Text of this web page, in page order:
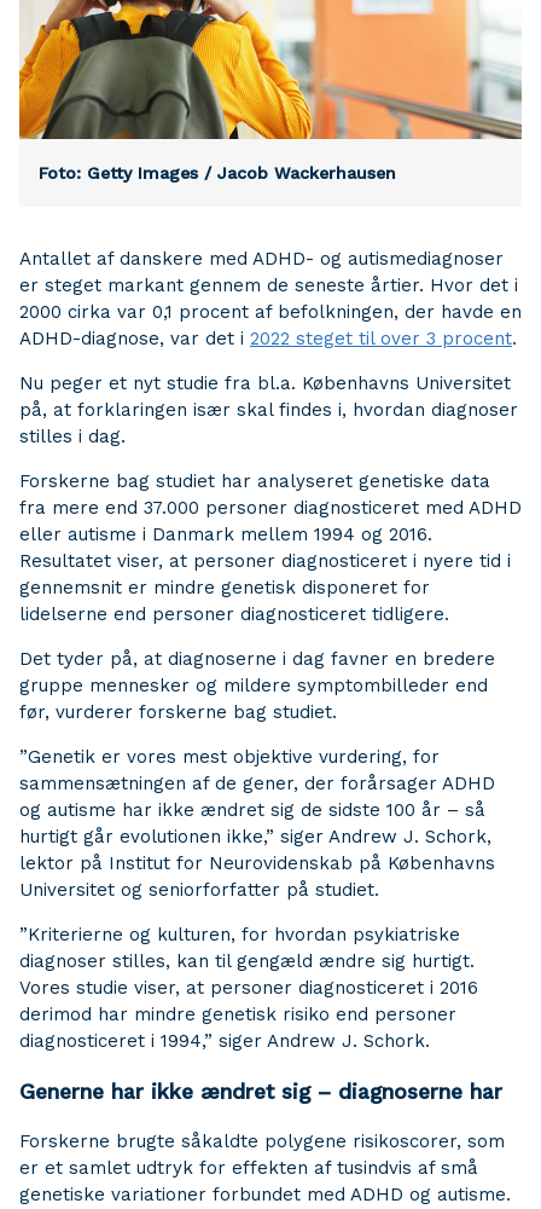
Foto: Getty Images / Jacob Wackerhausen
Antallet af danskere med ADHD- og autismediagnoser
er steget markant gennem de seneste årtier. Hvor det i
2000 cirka var 0,1 procent af befolkningen, der havde en
ADHD-diagnose, var det i 2022 steget til over 3 procent.
Nu peger et nyt studie fra bl.a. Københavns Universitet
på, at forklaringen især skal findes i, hvordan diagnoser
stilles i dag.
Forskerne bag studiet har analyseret genetiske data
fra mere end 37.000 personer diagnosticeret med ADHD
eller autisme i Danmark mellem 1994 og 2016.
Resultatet viser, at personer diagnosticeret i nyere tid i
gennemsnit er mindre genetisk disponeret for
lidelserne end personer diagnosticeret tidligere.
Det tyder på, at diagnoserne i dag favner en bredere
gruppe mennesker og mildere symptombilleder end
før, vurderer forskerne bag studiet.
”Genetik er vores mest objektive vurdering, for
sammensætningen af de gener, der forårsager ADHD
og autisme har ikke ændret sig de sidste 100 år – så
hurtigt går evolutionen ikke,” siger Andrew J. Schork,
lektor på Institut for Neurovidenskab på Københavns
Universitet og seniorforfatter på studiet.
”Kriterierne og kulturen, for hvordan psykiatriske
diagnoser stilles, kan til gengæld ændre sig hurtigt.
Vores studie viser, at personer diagnosticeret i 2016
derimod har mindre genetisk risiko end personer
diagnosticeret i 1994,” siger Andrew J. Schork.
Generne har ikke ændret sig – diagnoserne har
Forskerne brugte såkaldte polygene risikoscorer, som
er et samlet udtryk for effekten af tusindvis af små
genetiske variationer forbundet med ADHD og autisme.